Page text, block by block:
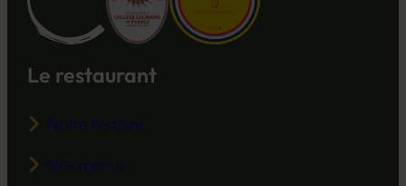
Le restaurant
Notre histoire
Nos menus